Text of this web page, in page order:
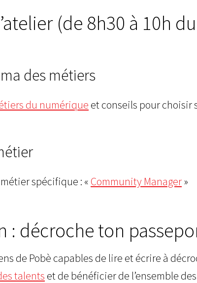
(de 8h30 à 10h
des métiers
du numérique et conseils pour choisir
spécifique : « Community Manager»
: décroche ton
de Pobè capables de lire et écrire à
talents et de bénéficier de l’ensemble des